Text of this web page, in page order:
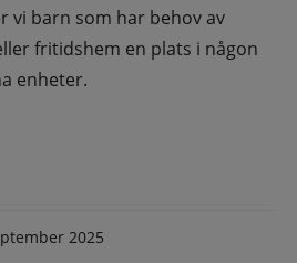
vi barn som har behov av
fritidshem en plats i någon
enheter.
2025